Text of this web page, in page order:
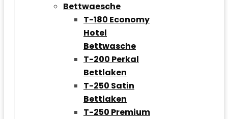
Bettwaesche
T-180 Economy
Hotel
Bettwasche
T-200 Perkal
Bettlaken
T-250 Satin
Bettlaken
T-250 Premium